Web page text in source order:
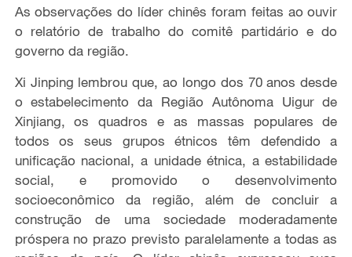
As observações do líder chinês foram feitas ao ouvir
o relatório de trabalho do comitê partidário e do
governo da região.
Xi Jinping lembrou que, ao longo dos 70 anos desde
o estabelecimento da Região Autônoma Uigur de
Xinjiang, os quadros e as massas populares de
todos os seus grupos étnicos têm defendido a
unificação nacional, a unidade étnica, a estabilidade
social, e promovido o desenvolvimento
socioeconômico da região, além de concluir a
construção de uma sociedade moderadamente
próspera no prazo previsto paralelamente a todas as